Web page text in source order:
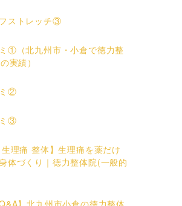
ストレッチ③
①（北九州市・小倉で徳力整
実績）
②
③
生理痛 整体】生理痛を薬だけ
体づくり｜徳力整体院(一般的
】北九州市小倉の徳力整体